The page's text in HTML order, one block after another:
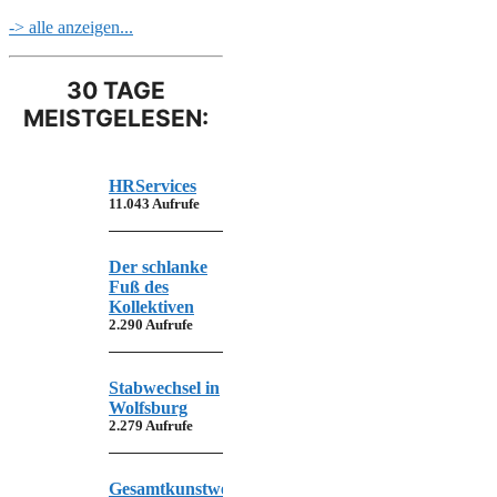
-> alle anzeigen...
30 TAGE
MEISTGELESEN:
HRServices
11.043 Aufrufe
Der schlanke
Fuß des
Kollektiven
2.290 Aufrufe
Stabwechsel in
Wolfsburg
2.279 Aufrufe
Gesamtkunstwerk